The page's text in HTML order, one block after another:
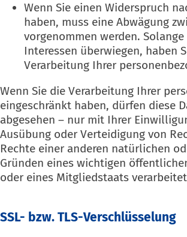
Wenn Sie einen Widerspruch
haben, muss eine Abwägung
vorgenommen werden.
Interessen überwiegen, haben
Verarbeitung Ihrer
Wenn Sie die Verarbeitung Ihrer
eingeschränkt haben, dürfen diese
abgesehen – nur mit Ihrer
Ausübung oder Verteidigung von
Rechte einer anderen natürlichen
Gründen eines wichtigen
oder eines Mitgliedstaats
SSL- bzw. TLS-Verschlüsselung